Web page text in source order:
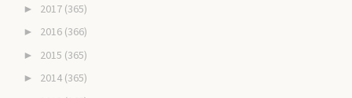
► 2017 (365)
► 2016 (366)
► 2015 (365)
► 2014 (365)